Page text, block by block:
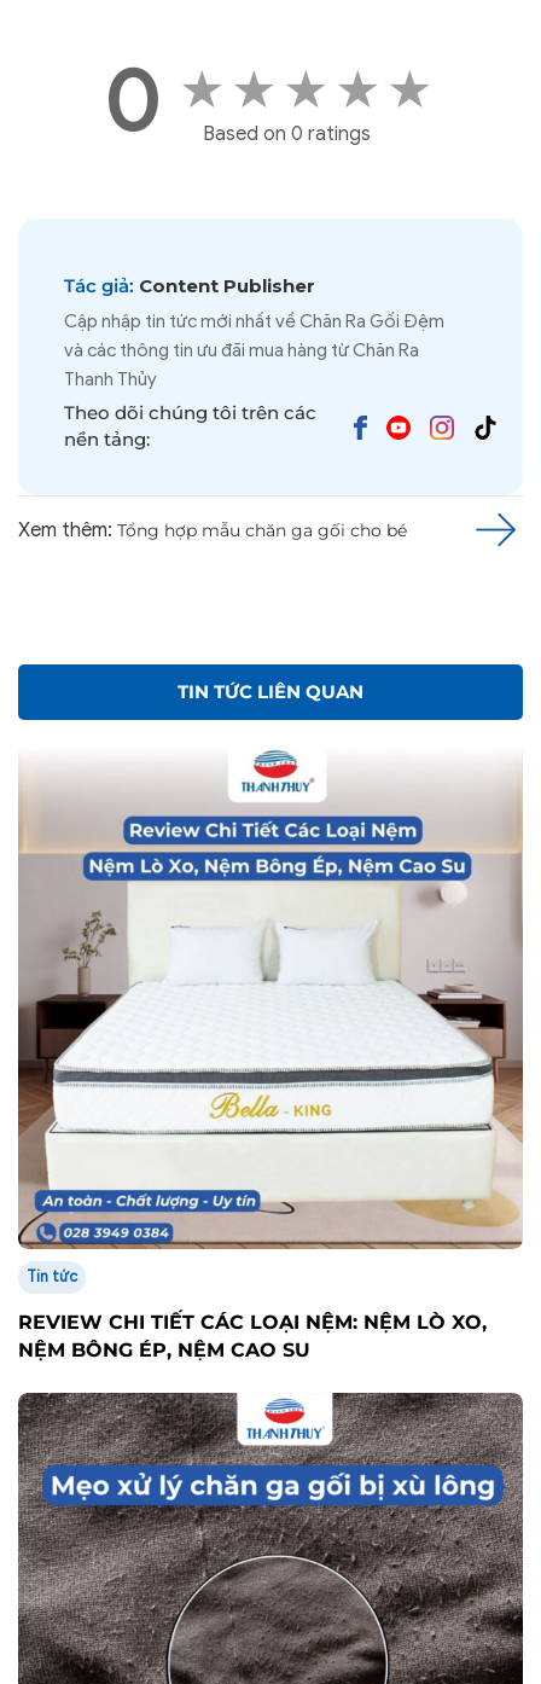
0 ★ ★ ★ ★ ★
Based on 0 ratings
Tác giả: Content Publisher
Cập nhập tin tức mới nhất về Chăn Ra Gối Đệm
và các thông tin ưu đãi mua hàng từ Chăn Ra
Thanh Thủy
Theo dõi chúng tôi trên các
nền tảng:
Xem thêm: Tổng hợp mẫu chăn ga gối cho bé
TIN TỨC LIÊN QUAN
Tin tức
REVIEW CHI TIẾT CÁC LOẠI NỆM: NỆM LÒ XO,
NỆM BÔNG ÉP, NỆM CAO SU